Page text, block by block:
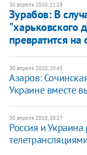
30 апреля 2010, 21:28
Зурабов: В
"харьковского
превратится на
30 апреля 2010, 20:45
Азаров:
Украине вместе
30 апреля 2010, 20:27
Россия и